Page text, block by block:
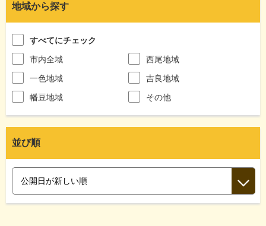
地域から探す
すべてにチェック
市内全域
西尾地域
一色地域
吉良地域
幡豆地域
その他
並び順